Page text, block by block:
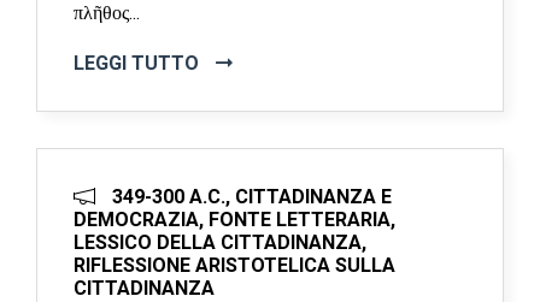
πλῆθος...
LEGGI TUTTO
349-300 A.C., CITTADINANZA E
DEMOCRAZIA, FONTE LETTERARIA,
LESSICO DELLA CITTADINANZA,
RIFLESSIONE ARISTOTELICA SULLA
CITTADINANZA